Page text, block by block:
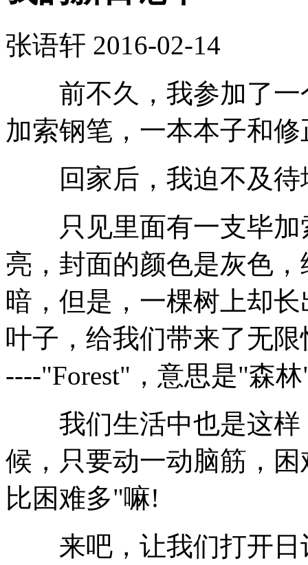
张语轩 2016-02-14
前不久，我参加了一
加索钢笔，一本本子和
回家后，我迫不及待
只见里面有一支毕加
亮，封面的颜色是灰色
暗，但是，一棵树上却
叶子，给我们带来了无
----"Forest"，意思是"森
我们生活中也是这样
候，只要动一动脑筋，
比困难多"嘛!
来吧，让我们打开日